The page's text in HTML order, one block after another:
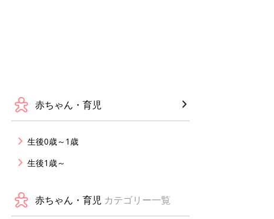
赤ちゃん・育児
生後0歳～1歳
生後1歳～
赤ちゃん・育児 カテゴリー一覧